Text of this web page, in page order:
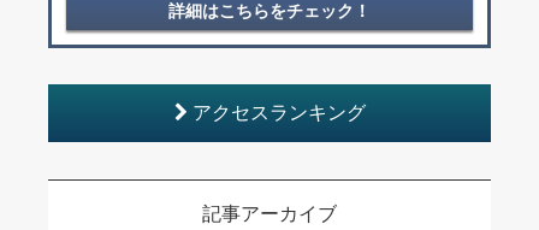
詳細はこちらをチェック！
アクセスランキング
記事アーカイブ